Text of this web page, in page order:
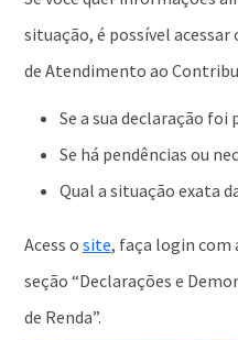
situação, é possível
de Atendimento ao
Se a sua declaração foi
Se há pendências ou
Qual a situação exata
Acess o site, faça login com
seção “Declarações e
de Renda”.